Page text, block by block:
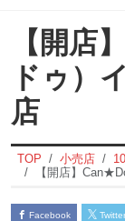
【開店
ドゥ）
店
TOP 小売店
【開店】
Facebook Twitter